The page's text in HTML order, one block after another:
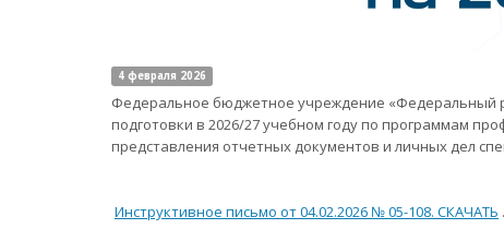
4 февраля 2026
Федеральное бюджетное учреждение «Федеральный
подготовки в 2026/27 учебном году по программам
представления отчетных документов и личных дел
Инструктивное письмо от 04.02.2026 № 05-108. СКАЧАТЬ .